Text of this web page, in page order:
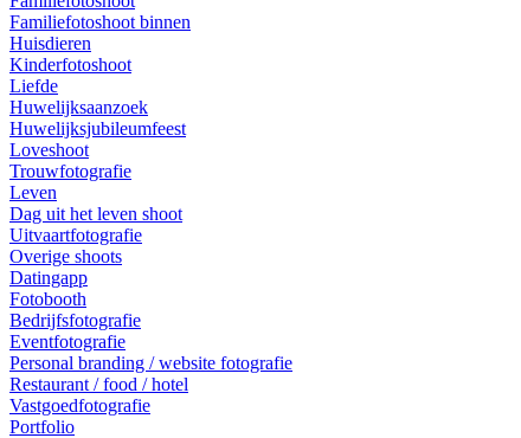
Familiefotoshoot binnen
Huisdieren
Kinderfotoshoot
Liefde
Huwelijksaanzoek
Huwelijksjubileumfeest
Loveshoot
Trouwfotografie
Leven
Dag uit het leven shoot
Uitvaartfotografie
Overige shoots
Datingapp
Fotobooth
Bedrijfsfotografie
Eventfotografie
Personal branding / website fotografie
Restaurant / food / hotel
Vastgoedfotografie
Portfolio